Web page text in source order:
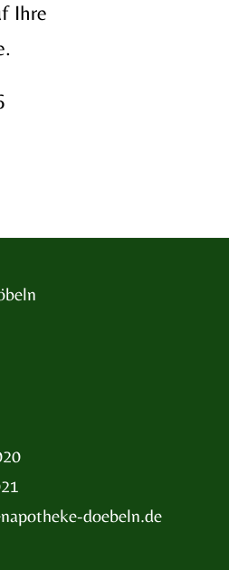
Ihre
doebeln.de